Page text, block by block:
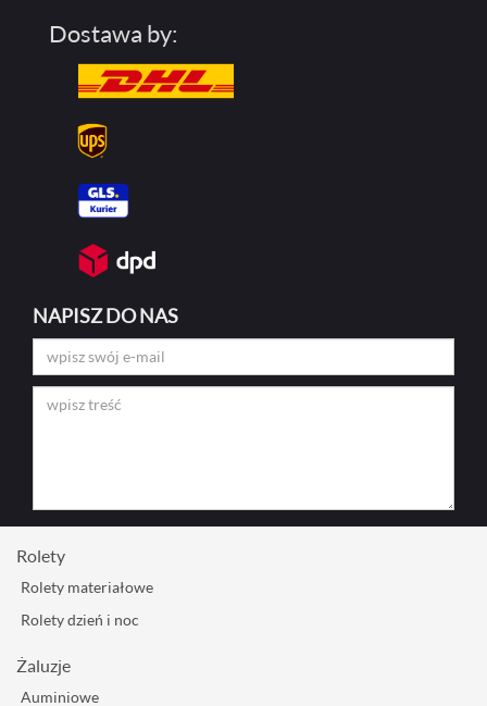
Dostawa by:
NAPISZ DO NAS
Rolety
Rolety materiałowe
Rolety dzień i noc
Żaluzje
Auminiowe